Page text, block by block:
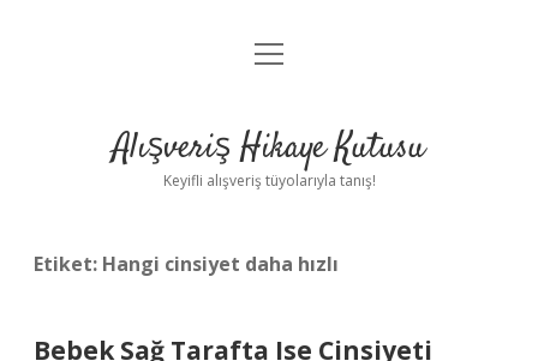
Anasayfa
Yasal Uyarı
menüyü
Alışveriş Hikaye Kutusu
Keyifli alışveriş tüyolarıyla tanış!
Etiket: Hangi cinsiyet daha hızlı
Bebek Sağ Tarafta Ise Cinsiyeti